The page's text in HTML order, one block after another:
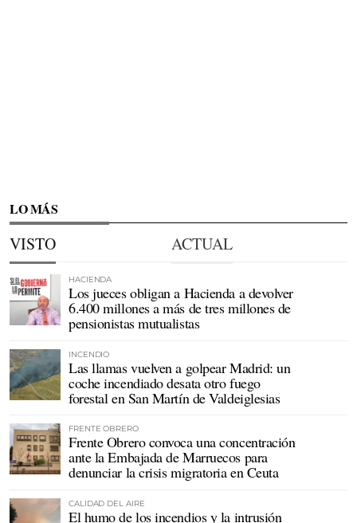
LO MÁS
VISTO ACTUAL
HACIENDA
Los jueces obligan a Hacienda a devolver
6.400 millones a más de tres millones de
pensionistas mutualistas
INCENDIO
Las llamas vuelven a golpear Madrid: un
coche incendiado desata otro fuego
forestal en San Martín de Valdeiglesias
FRENTE OBRERO
Frente Obrero convoca una concentración
ante la Embajada de Marruecos para
denunciar la crisis migratoria en Ceuta
CALIDAD DEL AIRE
El humo de los incendios y la intrusión